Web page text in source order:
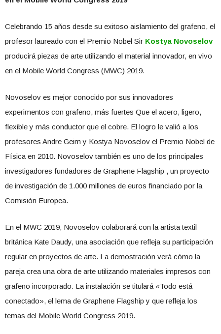
Celebrando 15 años desde su exitoso aislamiento del grafeno, el
profesor laureado con el Premio Nobel Sir Kostya Novoselov
producirá piezas de arte utilizando el material innovador, en vivo
en el Mobile World Congress (MWC) 2019.
Novoselov es mejor conocido por sus innovadores
experimentos con grafeno, más fuertes Que el acero, ligero,
flexible y más conductor que el cobre. El logro le valió a los
profesores Andre Geim y Kostya Novoselov el Premio Nobel de
Física en 2010. Novoselov también es uno de los principales
investigadores fundadores de Graphene Flagship , un proyecto
de investigación de 1.000 millones de euros financiado por la
Comisión Europea.
En el MWC 2019, Novoselov colaborará con la artista textil
británica Kate Daudy, una asociación que refleja su participación
regular en proyectos de arte. La demostración verá cómo la
pareja crea una obra de arte utilizando materiales impresos con
grafeno incorporado. La instalación se titulará «Todo está
conectado», el lema de Graphene Flagship y que refleja los
temas del Mobile World Congress 2019.